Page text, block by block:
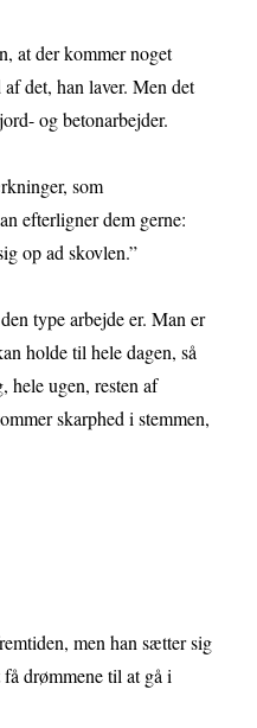
at der kommer noget
det, han laver. Men det
og betonarbejder.
som
efterligner dem gerne:
op ad skovlen.”
type arbejde er. Man er
holde til hele dagen, så
hele ugen, resten af
skarphed i stemmen,
men han sætter sig
drømmene til at gå i